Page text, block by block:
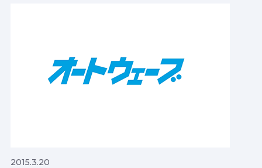
2015.3.20